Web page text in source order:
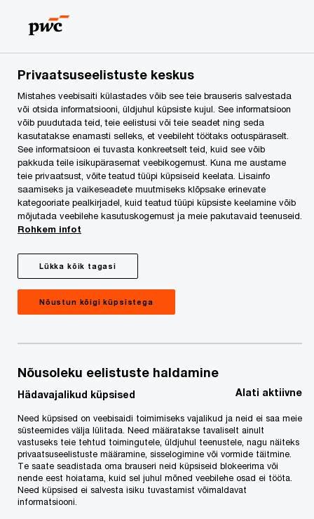
content
footer
PwC Eesti Press Uudised Lentsius
Lentsius
tulumaksureformiga
liitumisest: see on Eesti
tulumaksusüsteemi
surm
Eesti nõustumine minimaalse efektiivse
tulumaksuinitsiatiiviga oli oodatav, sest Eesti oli
poliitiliselt jäänud väga raskesse seisu. Lühidalt
tähendab initsiatiiviga nõustumine, et suurte
rahvusvaheliste kontsernide (konsolideeritud
müügitulu üle 750 miljoni euro) tütarühingud Eestis
Privaatsuseelistuste keskus
Mistahes veebisaiti külastades võib see teie brauseris salvestada
või otsida informatsiooni, üldjuhul küpsiste kujul. See informatsioon
võib puudutada teid, teie eelistusi või teie seadet ning seda
kasutatakse enamasti selleks, et veebileht töötaks ootuspäraselt.
See informatsioon ei tuvasta konkreetselt teid, kuid see võib
pakkuda teile isikupärasemat veebikogemust. Kuna me austame
teie privaatsust, võite teatud tüüpi küpsiseid keelata. Lisainfo
saamiseks ja vaikeseadete muutmiseks klõpsake erinevate
kategooriate pealkirjadel, kuid teatud tüüpi küpsiste keelamine võib
mõjutada veebilehe kasutuskogemust ja meie pakutavaid teenuseid.
Rohkem infot
Lükka kõik tagasi
Nõustun kõigi küpsistega
Nõusoleku eelistuste haldamine
Hädavajalikud küpsised Alati aktiivne
Need küpsised on veebisaidi toimimiseks vajalikud ja neid ei saa meie
süsteemides välja lülitada. Need määratakse tavaliselt ainult
vastuseks teie tehtud toimingutele, üldjuhul teenustele, nagu näiteks
privaatsuseelistuste määramine, sisselogimine või vormide täitmine.
Te saate seadistada oma brauseri neid küpsiseid blokeerima või
nende eest hoiatama, kuid sel juhul mõned veebilehe osad ei tööta.
Need küpsised ei salvesta isiku tuvastamist võimaldavat
informatsiooni.